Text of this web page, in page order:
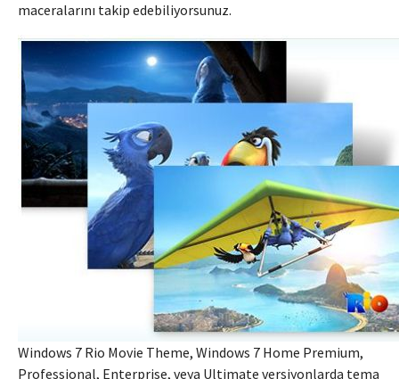
maceralarını takip edebiliyorsunuz.
Windows 7 Rio Movie Theme, Windows 7 Home Premium,
Professional, Enterprise, veya Ultimate versiyonlarda tema